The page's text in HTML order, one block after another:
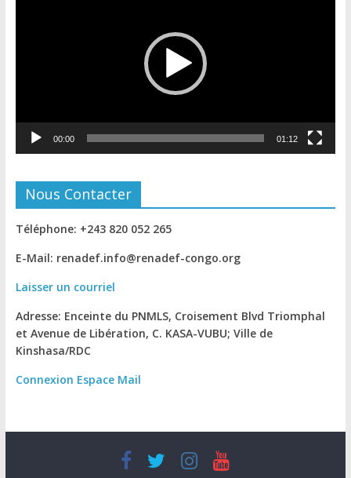
00:00 01:12
Nous Contacter
Téléphone: +243 820 052 265
E-Mail: renadef.info@renadef-congo.org
Laisser un courriel
Adresse: Enceinte du PNMLS, Croisement Blvd Triomphal
et Avenue de Libération, C. KASA-VUBU; Ville de
Kinshasa/RDC
Connexion Espace Mail